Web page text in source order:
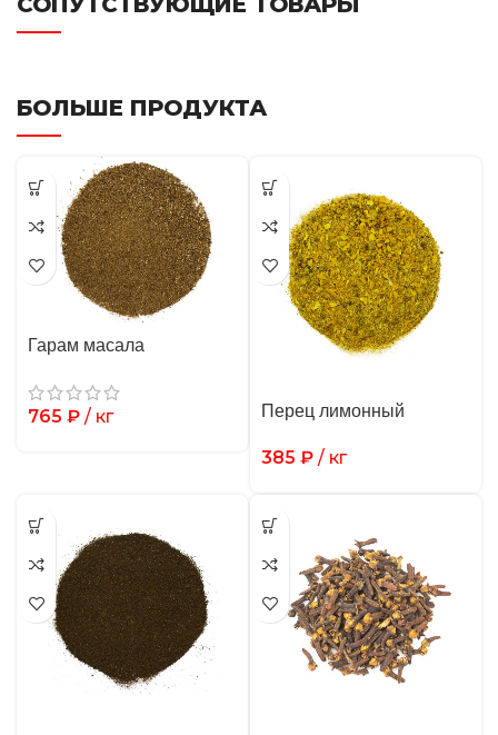
БОЛЬШЕ ПРОДУКТА
Гарам масала
765 ₽ / кг Перец лимонный
385 ₽ / кг